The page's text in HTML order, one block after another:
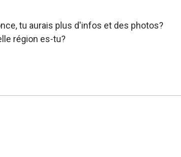
tu aurais plus d'infos et des photos?
région es-tu?